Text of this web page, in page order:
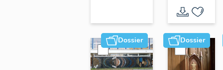
Dossier Dossier